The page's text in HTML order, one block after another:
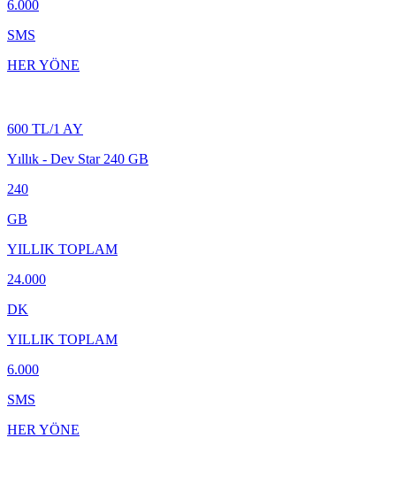
6.000
SMS
HER YÖNE
600 TL/1 AY
Yıllık - Dev Star 240 GB
240
GB
YILLIK TOPLAM
24.000
DK
YILLIK TOPLAM
6.000
SMS
HER YÖNE